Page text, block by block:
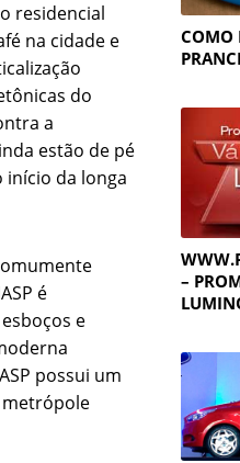
residencial
na cidade e
do
a
estão de pé
início da longa
é
e
possui um
metrópole
COMO
–